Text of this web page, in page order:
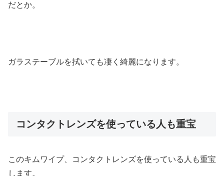
だとか。
ガラステーブルを拭いても凄く綺麗になります。
コンタクトレンズを使っている人も重宝
このキムワイプ、コンタクトレンズを使っている人も重宝
します。